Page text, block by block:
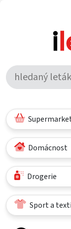
Domácnost
Drogerie
Sport a